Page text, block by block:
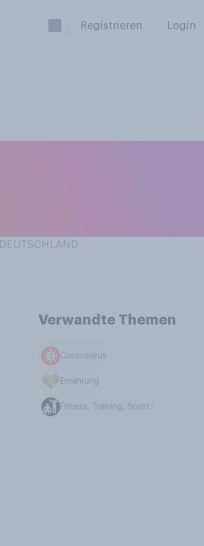
Registrieren Login
Verwandte Themen
Coronavirus
Ernährung
Fitness, Training, Sport